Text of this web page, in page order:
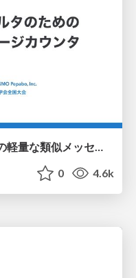
適応的スパムフィルタのための軽量な類似メッセージカウンタ / jsai2026-adaptive-spam-filter
0 4.6k